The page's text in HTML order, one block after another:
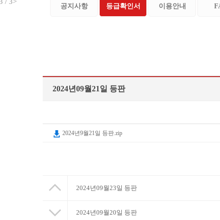
공지사항 등급확인서 이용안내
2024년09월21일 등판
2024년9월21일 등판.zip
2024년09월23일 등판
2024년09월20일 등판